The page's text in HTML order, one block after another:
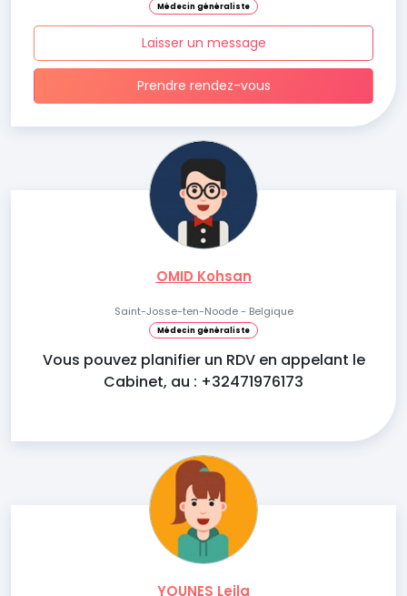
Médecin généraliste
Laisser un message
Prendre rendez-vous
OMID Kohsan
Saint-Josse-ten-Noode - Belgique
Médecin généraliste
Vous pouvez planifier un RDV en appelant le
Cabinet, au : +32471976173
YOUNES Leila